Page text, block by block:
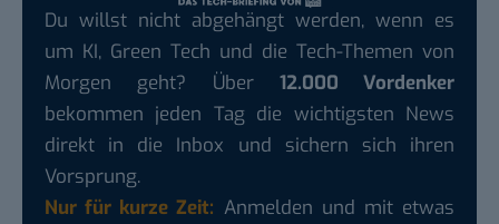
Du willst nicht abgehängt werden, wenn es
um KI, Green Tech und die Tech-Themen von
Morgen geht? Über 12.000 Vordenker
bekommen jeden Tag die wichtigsten News
direkt in die Inbox und sichern sich ihren
Vorsprung.
Nur für kurze Zeit: Anmelden und mit etwas